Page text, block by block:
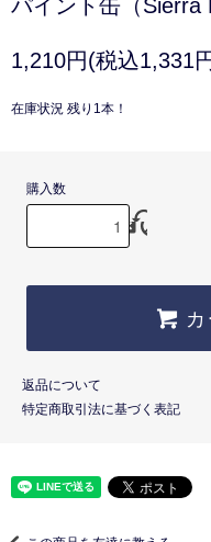
パイント缶（Sierra
1,210円(税込1,331
在庫状況 残り1本！
購入数
返品について
特定商取引法に基づく表記